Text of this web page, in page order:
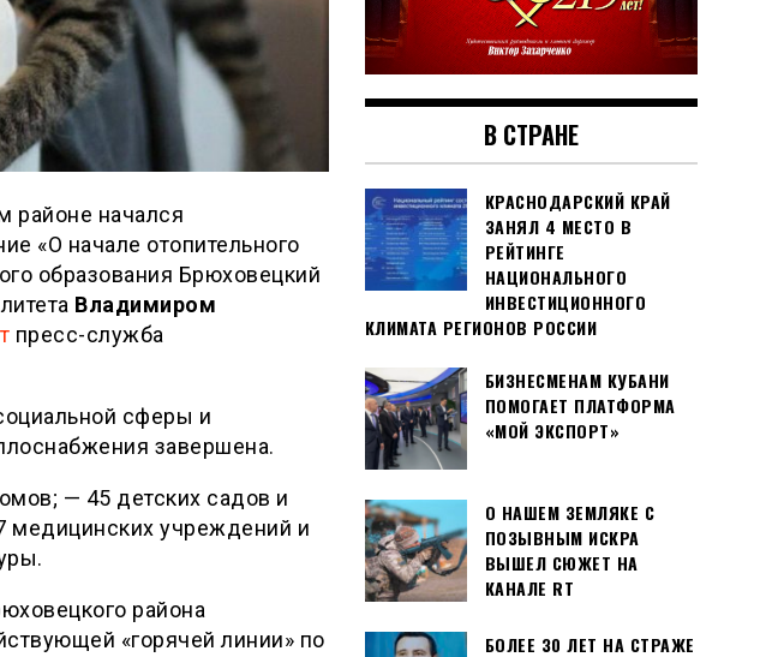
районе начался
«О начале отопительного
образования Брюховецкий
Владимиром
пресс-служба
сферы и
завершена.
— 45 детских садов и
медицинских учреждений и
района
«горячей линии» по
В СТРАНЕ
КРАСНОДАРСКИЙ КРАЙ
ЗАНЯЛ 4 МЕСТО В
РЕЙТИНГЕ
НАЦИОНАЛЬНОГО
ИНВЕСТИЦИОННОГО
КЛИМАТА РЕГИОНОВ РОССИИ
БИЗНЕСМЕНАМ КУБАНИ
ПОМОГАЕТ ПЛАТФОРМА
«МОЙ ЭКСПОРТ»
О НАШЕМ ЗЕМЛЯКЕ С
ПОЗЫВНЫМ ИСКРА
ВЫШЕЛ СЮЖЕТ НА
КАНАЛЕ RT
БОЛЕЕ 30 ЛЕТ НА СТРАЖЕ